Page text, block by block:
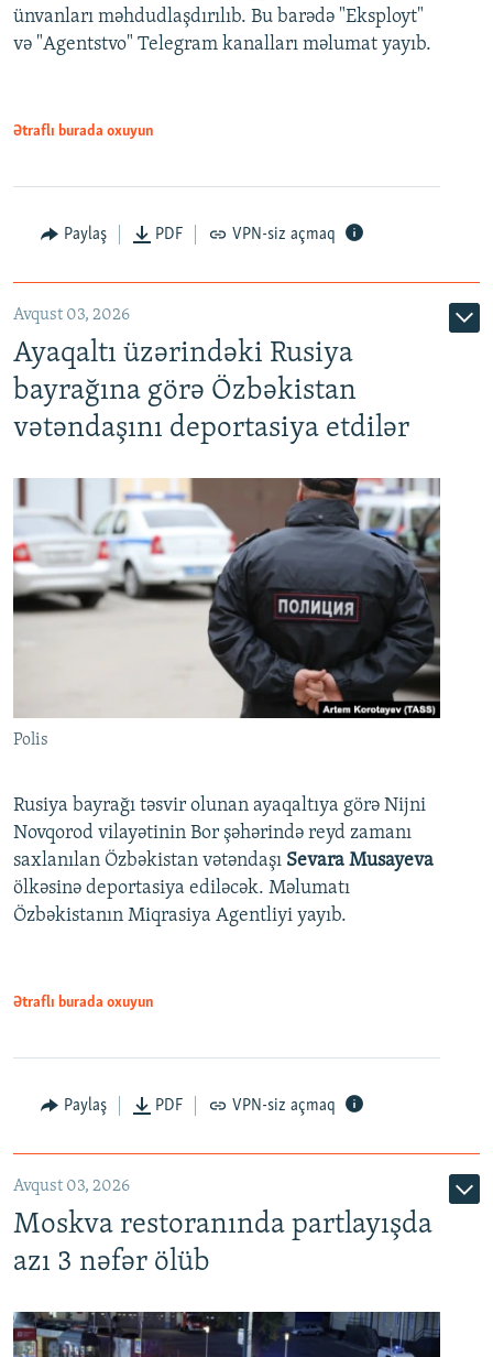
ünvanları məhdudlaşdırılıb. Bu barədə "Eksployt"
və "Agentstvo" Telegram kanalları məlumat yayıb.
Ətraflı burada oxuyun
Paylaş PDF VPN-siz açmaq
Avqust 03, 2026
Ayaqaltı üzərindəki Rusiya
bayrağına görə Özbəkistan
vətəndaşını deportasiya etdilər
Polis
Rusiya bayrağı təsvir olunan ayaqaltıya görə Nijni
Novqorod vilayətinin Bor şəhərində reyd zamanı
saxlanılan Özbəkistan vətəndaşı Sevara Musayeva
ölkəsinə deportasiya ediləcək. Məlumatı
Özbəkistanın Miqrasiya Agentliyi yayıb.
Ətraflı burada oxuyun
Paylaş PDF VPN-siz açmaq
Avqust 03, 2026
Moskva restoranında partlayışda
azı 3 nəfər ölüb